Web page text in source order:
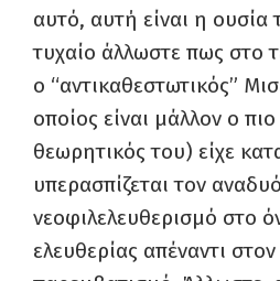
αυτό, αυτή είναι η ουσία
τυχαίο άλλωστε πως στο
ο “αντικαθεστωτικός”
οποίος είναι μάλλον ο
θεωρητικός του) είχε
υπερασπίζεται τον
νεοφιλελευθερισμό στο
ελευθερίας απέναντι